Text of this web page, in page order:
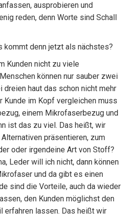
ausprobieren und
reden, denn Worte sind Schall
kommt denn jetzt als nächstes?
Kunden nicht zu viele
können nur sauber zwei
dreien haut das schon nicht mehr
Kunde im Kopf vergleichen muss
einem Mikrofaserbezug und
ist das zu viel. Das heißt, wir
präsentieren, zum
oder irgendeine Art von Stoff?
Leder will ich nicht, dann können
und da gibt es einen
sind die Vorteile, auch da wieder
den Kunden möglichst den
erfahren lassen. Das heißt wir